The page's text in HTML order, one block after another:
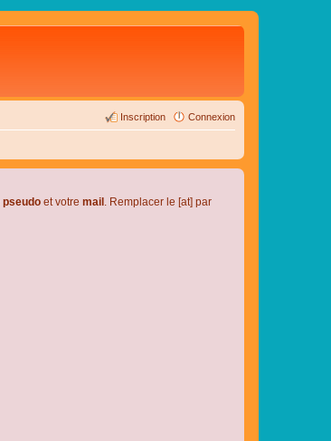
Connexion
Inscription
pseudo et votre mail . Remplacer le [at] par